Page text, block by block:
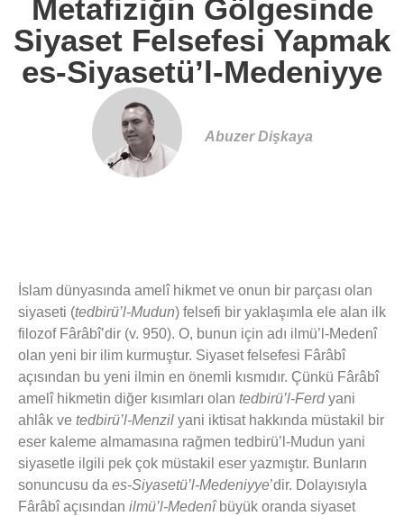
Metafiziğin Gölgesinde
Siyaset Felsefesi Yapmak
es-Siyasetü’l-Medeniyye
Abuzer Dişkaya
İslam dünyasında amelî hikmet ve onun bir parçası olan
siyaseti (tedbirü’l-Mudun) felsefi bir yaklaşımla ele alan ilk
filozof Fârâbî’dir (v. 950). O, bunun için adı ilmü’l-Medenî
olan yeni bir ilim kurmuştur. Siyaset felsefesi Fârâbî
açısından bu yeni ilmin en önemli kısmıdır. Çünkü Fârâbî
amelî hikmetin diğer kısımları olan tedbirü’l-Ferdyani
ahlâk ve tedbirü’l-Menzil yani iktisat hakkında müstakil bir
eser kaleme almamasına rağmen tedbirü’l-Mudun yani
siyasetle ilgili pek çok müstakil eser yazmıştır. Bunların
sonuncusu da es-Siyasetü’l-Medeniyye’dir. Dolayısıyla
Fârâbî açısından ilmü’l-Medenîbüyük oranda siyaset